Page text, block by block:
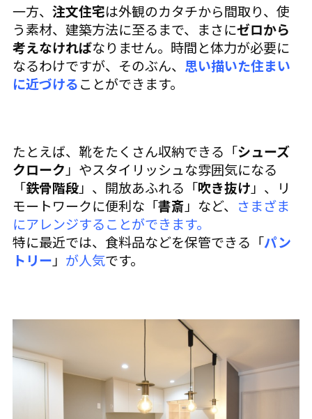
一方、 注文住宅は外観のカタチから間取り、使
う素材、建築方法に至るまで、まさにゼロから
考えなければなりません。時間と体力が必要に
なるわけですが、そのぶん、 思い描いた住まい
に近づけることができます。
たとえば、靴をたくさん収納できる「シューズ
クローク 」やスタイリッシュな雰囲気になる
「鉄骨階段」、開放あふれる「吹き抜け 」、リ
モートワークに便利な「書斎 」など、 さまざま
にアレンジすることができます。
特に最近では、食料品などを保管できる「パン
トリー 」 が人気です。